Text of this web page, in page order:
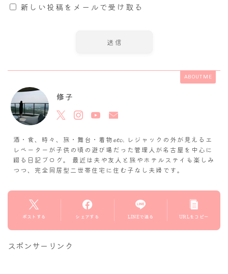
新しい投稿をメールで受け取る
ABOUT ME
修子
酒・食、時々、旅・舞台・着物𝓮𝓽𝓬. レジャックの外が見えるエ
レベーターが子供の頃の遊び場だった管理人が名古屋を中心に
綴る日記ブログ。 最近は夫や友人と旅やホテルステイも楽しみ
つつ、完全同居型二世帯住宅に住む子なし夫婦です。
ポストする シェアする LINEで送る URLをコピー
スポンサーリンク